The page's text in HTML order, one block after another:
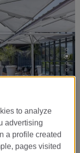
to analyze
advertising
a profile created
pages visited